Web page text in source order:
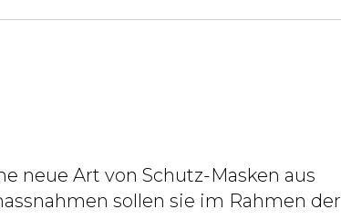
neue Art von Schutz-Masken aus
sollen sie im Rahmen der